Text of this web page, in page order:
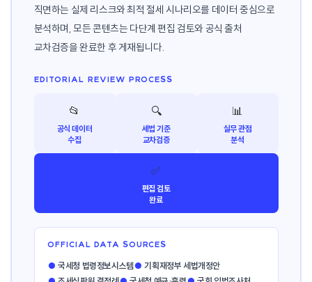
직면하는 실제 리스크와 최적 절세 시나리오를 데이터 중심으로
분석하며, 모든 콘텐츠는 다단계 편집 검토와 공식 출처
교차검증을 완료한 후 게재됩니다.
EDITORIAL REVIEW PROCESS
📂
공식 데이터
수집
🔍
세법 기준
교차검증
📊
실무 관점
분석
✅
편집 검토
완료
OFFICIAL DATA SOURCES
● 국세청 법령정보시스템● 기획재정부 세법개정안